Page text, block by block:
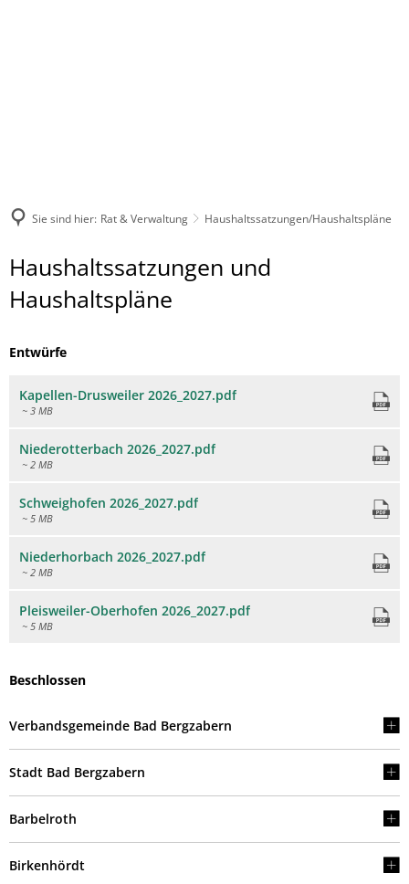
Sie sind hier: Rat & Verwaltung Haushaltssatzungen/Haushaltspläne
Haushaltssatzungen/Haushaltspläne
Haushaltssatzungen und
Haushaltspläne
Entwürfe
Kapellen-Drusweiler 2026_2027.pdf
~ 3 MB
Niederotterbach 2026_2027.pdf
~ 2 MB
Schweighofen 2026_2027.pdf
~ 5 MB
Niederhorbach 2026_2027.pdf
~ 2 MB
Pleisweiler-Oberhofen 2026_2027.pdf
~ 5 MB
Beschlossen
Verbandsgemeinde Bad Bergzabern
Stadt Bad Bergzabern
Barbelroth
Birkenhördt